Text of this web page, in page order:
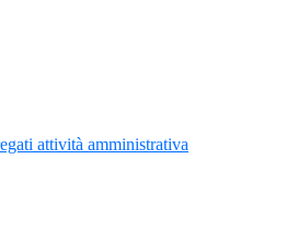
attività amministrativa